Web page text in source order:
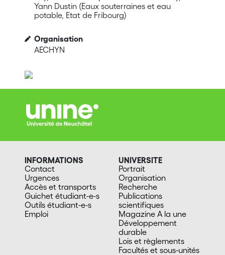
Yann Dustin (Eaux souterraines et eau
potable, Etat de Fribourg)
Organisation
AECHYN
INFORMATIONS
Contact
Urgences
Accès et transports
Guichet étudiant-e-s
Outils étudiant-e-s
Emploi
UNIVERSITE
Portrait
Organisation
Recherche
Publications
scientifiques
Magazine A la une
Développement
durable
Lois et règlements
Facultés et sous-unités